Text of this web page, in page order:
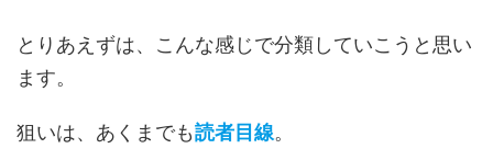
とりあえずは、こんな感じで分類していこうと思い
ます。
狙いは、あくまでも読者目線。